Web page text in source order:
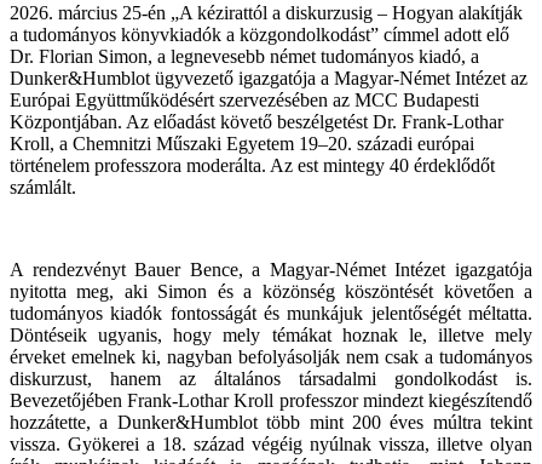
2026. március 25-én „A kézirattól a diskurzusig – Hogyan alakítják
a tudományos könyvkiadók a közgondolkodást” címmel adott elő
Dr. Florian Simon, a legnevesebb német tudományos kiadó, a
Dunker&Humblot ügyvezető igazgatója a Magyar-Német Intézet az
Európai Együttműködésért szervezésében az MCC Budapesti
Központjában. Az előadást követő beszélgetést Dr. Frank-Lothar
Kroll, a Chemnitzi Műszaki Egyetem 19–20. századi európai
történelem professzora moderálta. Az est mintegy 40 érdeklődőt
számlált.
A rendezvényt Bauer Bence, a Magyar-Német Intézet igazgatója
nyitotta meg, aki Simon és a közönség köszöntését követően a
tudományos kiadók fontosságát és munkájuk jelentőségét méltatta.
Döntéseik ugyanis, hogy mely témákat hoznak le, illetve mely
érveket emelnek ki, nagyban befolyásolják nem csak a tudományos
diskurzust, hanem az általános társadalmi gondolkodást is.
Bevezetőjében Frank-Lothar Kroll professzor mindezt kiegészítendő
hozzátette, a Dunker&Humblot több mint 200 éves múltra tekint
vissza. Gyökerei a 18. század végéig nyúlnak vissza, illetve olyan